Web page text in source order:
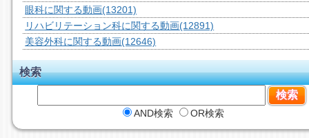
眼科に関する動画(13201)
リハビリテーション科に関する動画(12891)
美容外科に関する動画(12646)
検索
AND検索 OR検索